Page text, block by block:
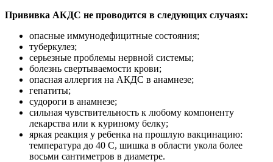
Прививка АКДС не проводится в следующих случаях:
опасные иммунодефицитные состояния;
туберкулез;
серьезные проблемы нервной системы;
болезнь свертываемости крови;
опасная аллергия на АКДС в анамнезе;
гепатиты;
судороги в анамнезе;
сильная чувствительность к любому компоненту
лекарства или к куриному белку;
яркая реакция у ребенка на прошлую вакцинацию:
температура до 40 С, шишка в области укола более
восьми сантиметров в диаметре.